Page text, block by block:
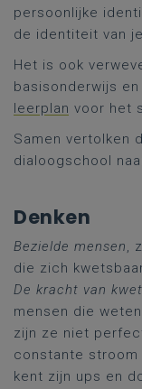
persoonlijke
de identiteit van
Het is ook
basisonderwijs
leerplan voor het
Samen vertolken
dialoogschool
Denken
Bezielde mensen,
die zich
De kracht van
mensen die
zijn ze niet
constante stroom
kent zijn ups en